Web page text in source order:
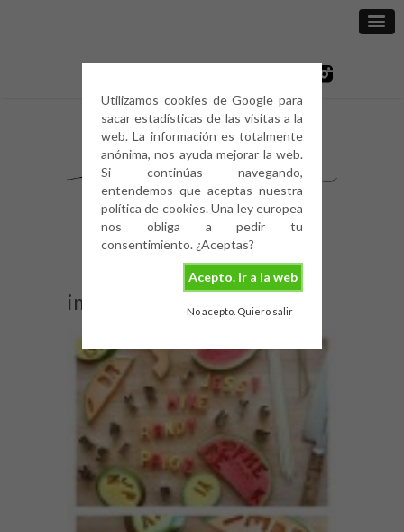
Utilizamos cookies de Google para
sacar estadísticas de las visitas a la
web. La información es totalmente
anónima, nos ayuda mejorar la web.
Si continúas navegando,
entendemos que aceptas nuestra
política de cookies. Una ley europea
nos obliga a pedir tu
consentimiento. ¿Aceptas?
Acepto. Ir a la web
No acepto. Quiero salir
image